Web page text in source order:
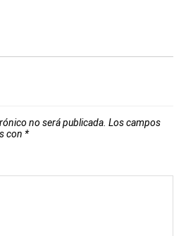
no será publicada. Los campos
con *